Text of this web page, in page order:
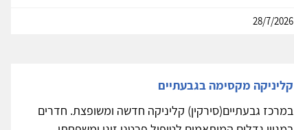
28/7/2026
קליניקה מקסימה בגבעתיים
במרכז גבעתיים(סירקין) קליניקה חדשה ומשופצת. חדרים